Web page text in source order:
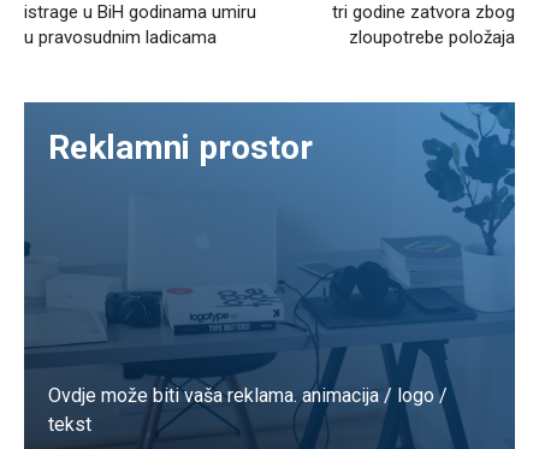
istrage u BiH godinama umiru
u pravosudnim ladicama
tri godine zatvora zbog
zloupotrebe položaja
Reklamni prostor
Ovdje može biti vaša reklama. animacija / logo /
tekst